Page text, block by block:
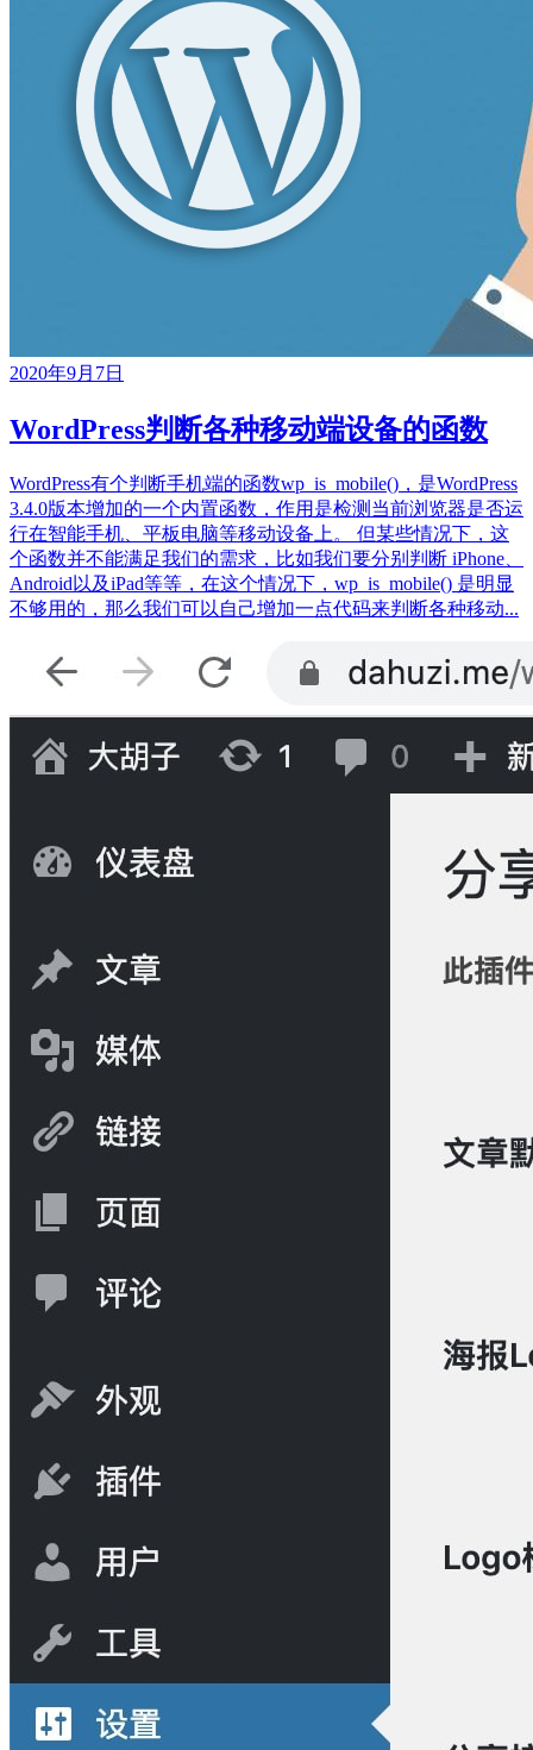
2020年9月7日
WordPress判断各种移动端设备的函数
WordPress有个判断手机端的函数wp_is_mobile()，是WordPress
3.4.0版本增加的一个内置函数，作用是检测当前浏览器是否运
行在智能手机、平板电脑等移动设备上。 但某些情况下，这
个函数并不能满足我们的需求，比如我们要分别判断 iPhone、
Android以及iPad等等，在这个情况下，wp_is_mobile() 是明显
不够用的，那么我们可以自己增加一点代码来判断各种移动...